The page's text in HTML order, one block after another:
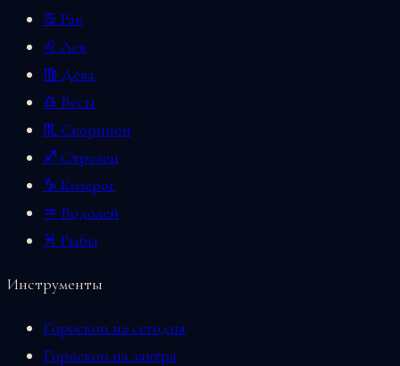
♋ Рак
♌ Лев
♍ Дева
♎ Весы
♏ Скорпион
♐ Стрелец
♑ Козерог
♒ Водолей
♓ Рыбы
Инструменты
Гороскоп на сегодня
Гороскоп на завтра